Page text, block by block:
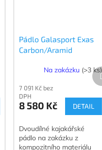
Pádlo Galasport Exas
Carbon/Aramid
spojkouNa zakázku (>3 ks)
7 091 Kč bez
DPH
8 580 Kč DETAIL
Dvoudílné kajakářské
pádlo na zakázku z
kompozitního materiálu